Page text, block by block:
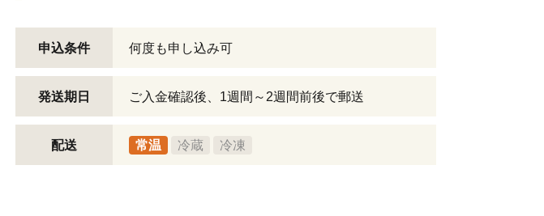
申込条件 何度も申し込み可
発送期日 ご入金確認後、1週間～2週間前後で郵送
配送 常温 冷蔵 冷凍